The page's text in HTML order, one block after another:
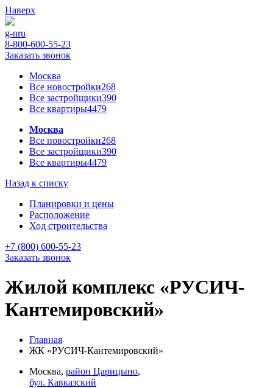
Наверх
g-nru
8-800-600-55-23
Заказать звонок
Москва
Все новостройки268
Все застройщики390
Все квартиры4479
Москва
Все новостройки268
Все застройщики390
Все квартиры4479
Назад к списку
Планировки и цены
Расположение
Ход строительства
+7 (800) 600-55-23
Заказать звонок
Жилой комплекс «РУСИЧ-
Кантемировский»
Главная
ЖК «РУСИЧ-Кантемировский»
Москва, район Царицыно,
бул. Кавказский